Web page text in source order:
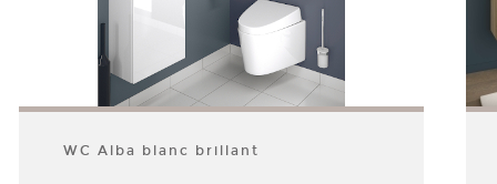
WC Alba blanc brillant